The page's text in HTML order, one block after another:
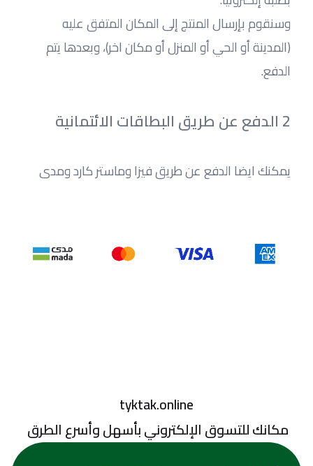
الدفع.
2 الدفع عن طريق البطاقات الائتمانية
يمكنك ايضا الدفع عن طريق فيزا وماستر كارد ومدى
tyktak.online
مكانك للتسوق الإلكتروني بأسهل وأسرع الطرق